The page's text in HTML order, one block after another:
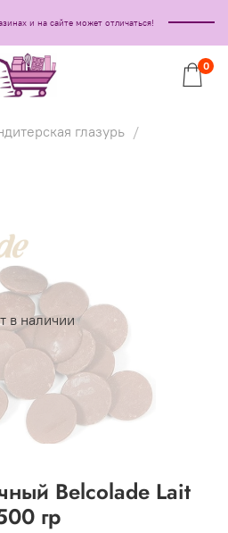
и на сайте может отличаться!
0
глазурь
в наличии
Belcolade Lait
гр